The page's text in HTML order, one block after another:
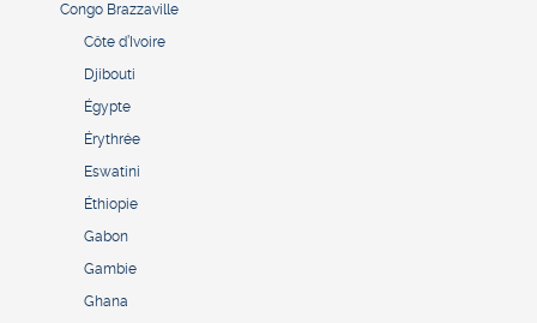
Congo Brazzaville
Côte d’Ivoire
Djibouti
Égypte
Érythrée
Eswatini
Éthiopie
Gabon
Gambie
Ghana